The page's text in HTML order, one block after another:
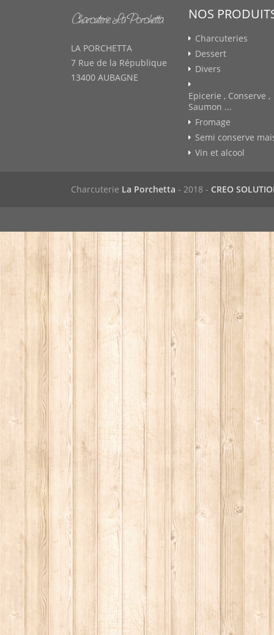
LA PORCHETTA
7 Rue de la République
13400 AUBAGNE
NOS
Charcuteries
Dessert
Divers
Epicerie , Conserve ,
Saumon ...
Fromage
Semi conserve
Vin et alcool
Charcuterie La Porchetta - 2018 - CREO